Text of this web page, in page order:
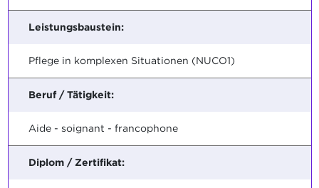
Leistungsbaustein:
Pflege in komplexen Situationen (NUCO1)
Beruf / Tätigkeit:
Aide - soignant - francophone
Diplom / Zertifikat: